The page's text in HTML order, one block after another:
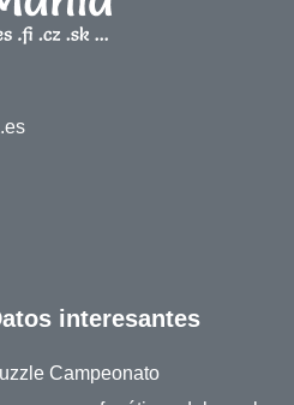
interesantes
Campeonato